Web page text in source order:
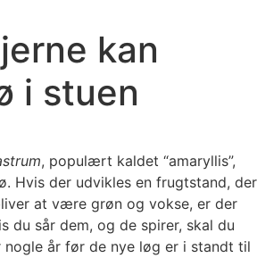
kan
i stuen
, populært kaldet “amaryllis”,
Hvis der udvikles en frugtstand, der
at være grøn og vokse, er der
du sår dem, og de spirer, skal du
nogle år før de nye løg er i standt til